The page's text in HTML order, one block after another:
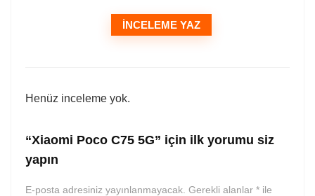
İNCELEME YAZ
Henüz inceleme yok.
“Xiaomi Poco C75 5G” için ilk yorumu siz
yapın
E-posta adresiniz yayınlanmayacak. Gerekli alanlar * ile